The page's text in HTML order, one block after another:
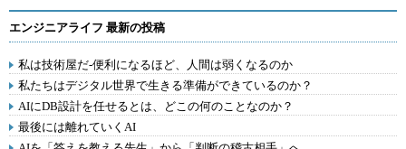
エンジニアライフ 最新の投稿
私は技術屋だ-便利になるほど、人間は弱くなるのか
私たちはデジタル世界で生きる準備ができているのか？
AIにDB設計を任せるとは、どこの何のことなのか？
最後には離れていくAI